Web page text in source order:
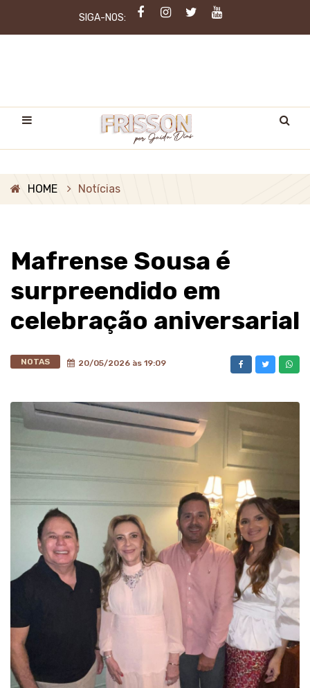
SIGA-NOS:
HOME Notícias
Mafrense Sousa é
surpreendido em
celebração aniversarial
NOTAS 20/05/2026 às 19:09